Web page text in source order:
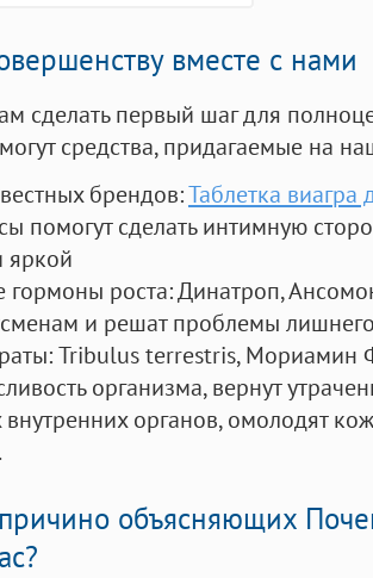
вместе с нами
сделать первый шаг для
средства, придагаемые на
брендов:Таблетка виагра
помогут сделать интимную
яркой
гормоны роста: Динатроп,
и решат проблемы
Tribulus terrestris, Мориамин
организма, вернут
внутренних органов, омолодят
.
объясняющих